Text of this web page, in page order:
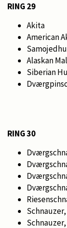
RING 29
Akita
American
Alaskan
Siberian
RING 30